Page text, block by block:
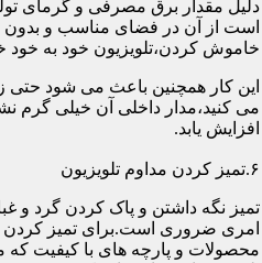
دلیل مقدار برق مصرفی و گرمای
است از آن در فضای مناسب و بدون
خاموش کردن،تلویزیون خود به
این کار همچنین باعث می شود حتی
می کنید،مدار داخلی آن خیلی گرم
افزایش یابد.
۶.تمیز کردن مداوم تلویزیون
تمیز نگه داشتن و پاک کردن گرد و
امری ضروری است.برای تمیز کردن
محصولات و پارچه های با کیفیت